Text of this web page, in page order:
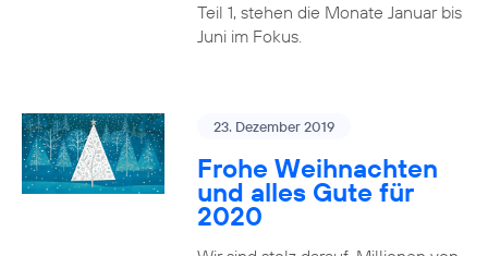
Teil 1, stehen die Monate Januar bis
Juni im Fokus.
23. Dezember 2019
Frohe Weihnachten
und alles Gute für
2020